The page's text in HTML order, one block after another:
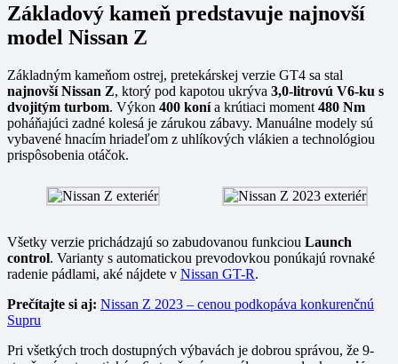
Základový kameň predstavuje najnovší
model Nissan Z
Základným kameňom ostrej, pretekárskej verzie GT4 sa stal
najnovší Nissan Z, ktorý pod kapotou ukrýva 3,0-litrovú V6-ku s
dvojitým turbom. Výkon 400 konía krútiaci moment 480 Nm
poháňajúci zadné kolesá je zárukou zábavy. Manuálne modely sú
vybavené hnacím hriadeľom z uhlíkových vlákien a technológiou
prispôsobenia otáčok.
Všetky verzie prichádzajú so zabudovanou funkciou Launch
control. Varianty s automatickou prevodovkou ponúkajú rovnaké
radenie pádlami, aké nájdete v Nissan GT-R.
Prečítajte si aj: Nissan Z 2023 – cenou podkopáva konkurenčnú
Supru
Pri všetkých troch dostupných výbavách je dobrou správou, že 9-